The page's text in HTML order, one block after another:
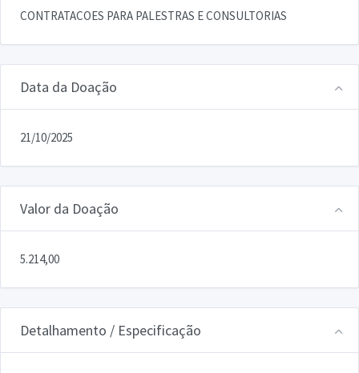
CONTRATACOES PARA PALESTRAS E CONSULTORIAS
Data da Doação
21/10/2025
Valor da Doação
5.214,00
Detalhamento / Especificação